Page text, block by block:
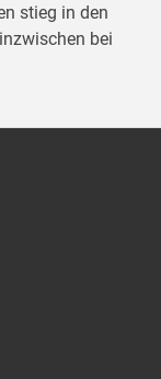
stieg in den
bei